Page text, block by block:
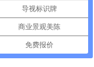
导视标识牌
商业景观美陈
免费报价